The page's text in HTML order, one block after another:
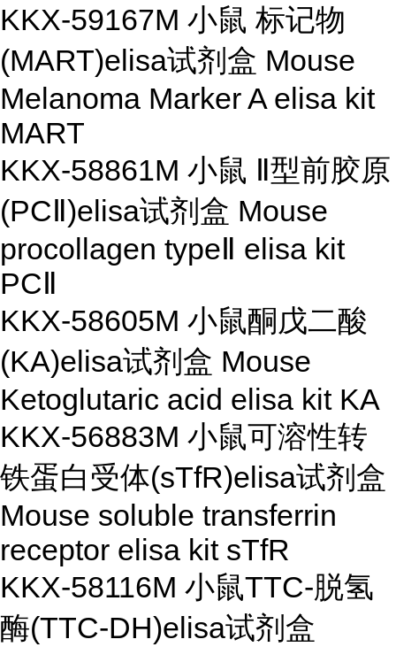
KKX-59167M 小鼠 标记物
(MART)elisa试剂盒 Mouse
Melanoma Marker A elisa kit
MART
KKX-58861M 小鼠 Ⅱ型前胶原
(PCⅡ)elisa试剂盒 Mouse
procollagen typeⅡ elisa kit
PCⅡ
KKX-58605M 小鼠酮戊二酸
(KA)elisa试剂盒 Mouse
Ketoglutaric acid elisa kit KA
KKX-56883M 小鼠可溶性转
铁蛋白受体(sTfR)elisa试剂盒
Mouse soluble transferrin
receptor elisa kit sTfR
KKX-58116M 小鼠TTC-脱氢
酶(TTC-DH)elisa试剂盒